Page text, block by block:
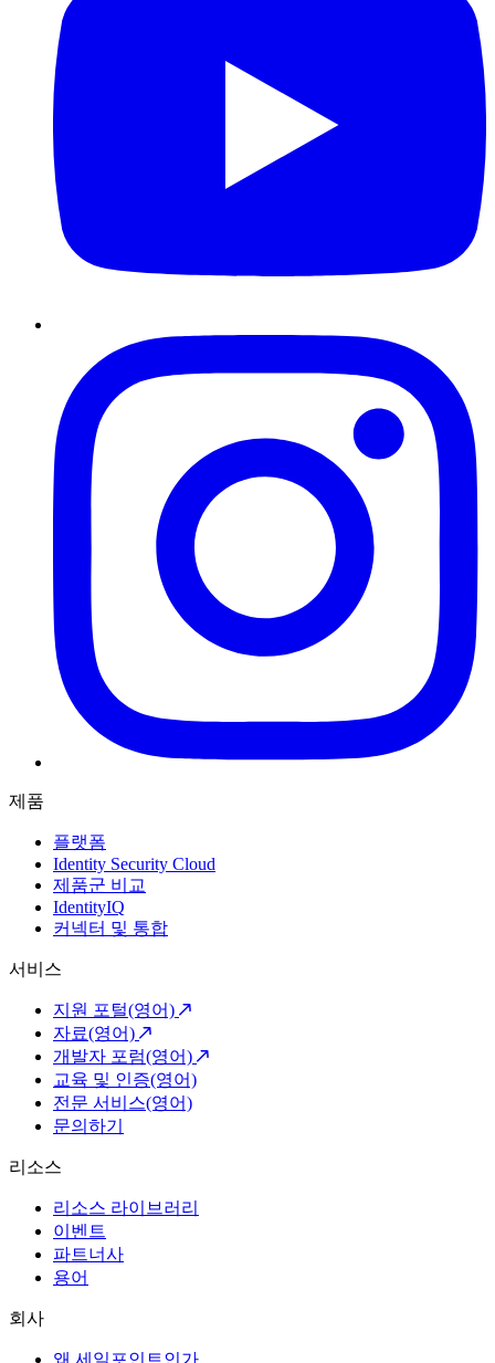
제품
플랫폼
Identity Security Cloud
제품군 비교
IdentityIQ
커넥터 및 통합
서비스
지원 포털(영어)
자료(영어)
개발자 포럼(영어)
교육 및 인증(영어)
전문 서비스(영어)
문의하기
리소스
리소스 라이브러리
이벤트
파트너사
용어
회사
왜 세일포인트인가